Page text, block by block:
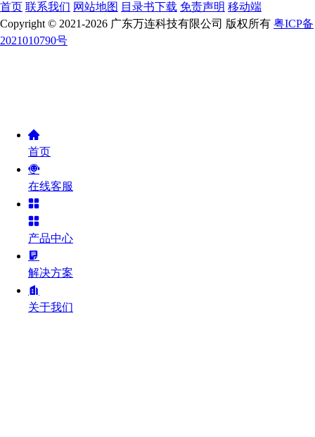
首页 联系我们 网站地图 目录书下载 免责声明 移动端
Copyright © 2021-2026 广东万连科技有限公司 版权所有 粤ICP备
2021010790号
首页
在线客服
产品中心
解决方案
关于我们